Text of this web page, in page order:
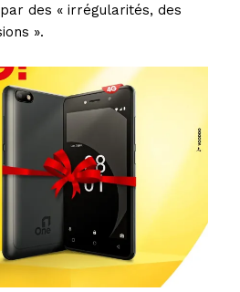
des « irrégularités, des
».